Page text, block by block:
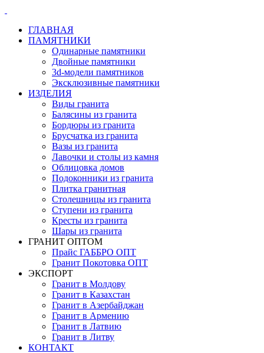
ГЛАВНАЯ
ПАМЯТНИКИ
Одинарные памятники
Двойные памятники
3d-модели памятников
Эксклюзивные памятники
ИЗДЕЛИЯ
Виды гранита
Балясины из гранита
Бордюры из гранита
Брусчатка из гранита
Вазы из гранита
Лавочки и столы из камня
Облицовка домов
Подоконники из гранита
Плитка гранитная
Столешницы из гранита
Ступени из гранита
Кресты из гранита
Шары из гранита
ГРАНИТ ОПТОМ
Прайс ГАББРО ОПТ
Гранит Покотовка ОПТ
ЭКСПОРТ
Гранит в Молдову
Гранит в Казахстан
Гранит в Азербайджан
Гранит в Армению
Гранит в Латвию
Гранит в Литву
КОНТАКТ